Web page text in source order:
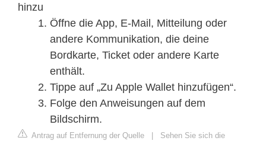
hinzu
Öffne die App, E-Mail, Mitteilung oder
andere Kommunikation, die deine
Bordkarte, Ticket oder andere Karte
enthält.
Tippe auf „Zu Apple Wallet hinzufügen“.
Folge den Anweisungen auf dem
Bildschirm.
Antrag auf Entfernung der Quelle | Sehen Sie sich die